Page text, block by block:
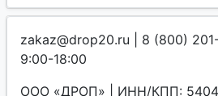
zakaz@drop20.ru | 8 (800)
9:00-18:00
ООО «ДРОП» | ИНН/КПП: